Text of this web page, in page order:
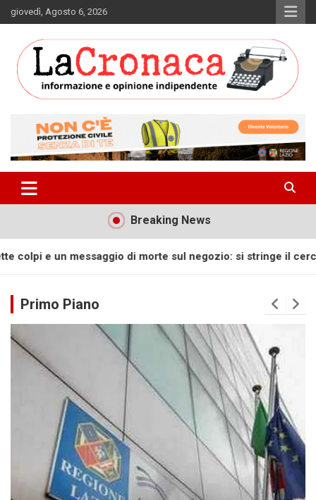
Skip
to
giovedì, Agosto 6, 2026
La Cronaca Quotidiano
Breaking News
sul negozio: si stringe il cerchio sull’intimidazione di
Primo Piano